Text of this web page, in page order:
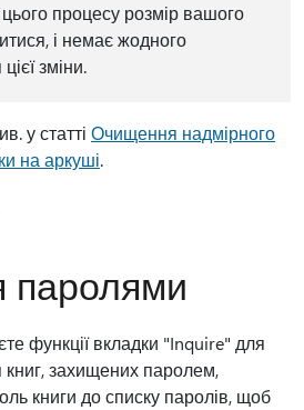
процесу розмір вашого
і немає жодного
зміни.
у статті Очищення надмірного
на аркуші.
паролями
функції вкладки "Inquire" для
книг, захищених паролем,
книги до списку паролів, щоб